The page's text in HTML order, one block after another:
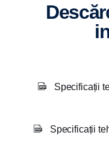
Descărcați mai multe
Specificații
Specificații